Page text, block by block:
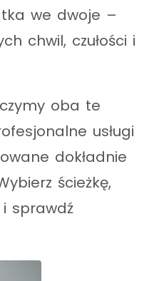
we dwoje –
chwil, czułości i
oba te
usługi
dokładnie
ścieżkę,
sprawdź